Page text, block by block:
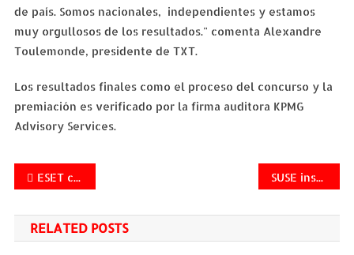
de país. Somos nacionales, independientes y estamos
muy orgullosos de los resultados." comenta Alexandre
Toulemonde, presidente de TXT.
Los resultados finales como el proceso del concurso y la
premiación es verificado por la firma auditora KPMG
Advisory Services.
Navegación
de
entradas
ESET conmemora el Día Mundial de la Seguridad en Internet SUSE inscribe a más de 400 miembros a su programa de canal enfocado en SAP Business One
RELATED POSTS